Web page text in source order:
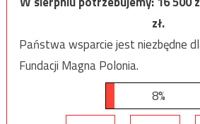
zł.
Państwa wsparcie jest niezbędne
Fundacji Magna Polonia.
8%